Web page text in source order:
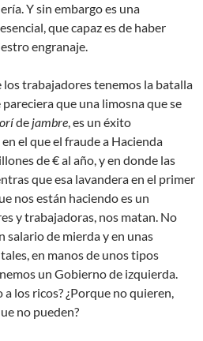
Y sin embargo es una
que capaz es de haber
engranaje.
los trabajadores tenemos la batalla
que una limosna que se
de jambre, es un éxito
el que el fraude a Hacienda
de € al año, y en donde las
que esa lavandera en el primer
nos están haciendo es un
y trabajadoras, nos matan. No
salario de mierda y en unas
en manos de unos tipos
un Gobierno de izquierda.
los ricos? ¿Porque no quieren,
no pueden?